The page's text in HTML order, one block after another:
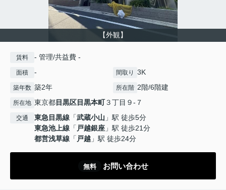
【外観】
賃料 - 管理/共益費 -
面積 - 間取り 3K
築年数 築2年 所在階 2階/6階建
所在地 東京都目黒区目黒本町３丁目９-７
交通 東急目黒線 「武蔵小山 」駅 徒歩5分
東急池上線 「 戸越銀座 」駅 徒歩21分
都営浅草線 「 戸越 」駅 徒歩24分
無料 お問い合わせ